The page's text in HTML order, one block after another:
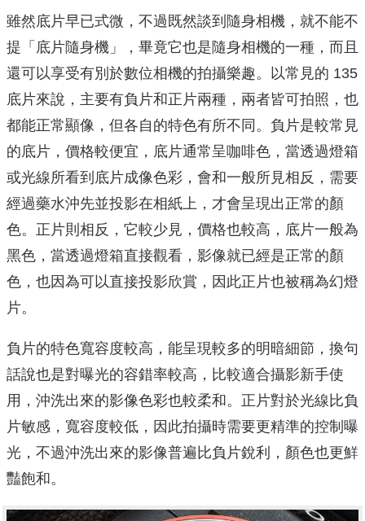
雖然底片早已式微，不過既然談到隨身相機，就不能不
提「底片隨身機」，畢竟它也是隨身相機的一種，而且
還可以享受有別於數位相機的拍攝樂趣。以常見的 135
底片來說，主要有負片和正片兩種，兩者皆可拍照，也
都能正常顯像，但各自的特色有所不同。負片是較常見
的底片，價格較便宜，底片通常呈咖啡色，當透過燈箱
或光線所看到底片成像色彩，會和一般所見相反，需要
經過藥水沖先並投影在相紙上，才會呈現出正常的顏
色。正片則相反，它較少見，價格也較高，底片一般為
黑色，當透過燈箱直接觀看，影像就已經是正常的顏
色，也因為可以直接投影欣賞，因此正片也被稱為幻燈
片。
負片的特色寬容度較高，能呈現較多的明暗細節，換句
話說也是對曝光的容錯率較高，比較適合攝影新手使
用，沖洗出來的影像色彩也較柔和。正片對於光線比負
片敏感，寬容度較低，因此拍攝時需要更精準的控制曝
光，不過沖洗出來的影像普遍比負片銳利，顏色也更鮮
豔飽和。